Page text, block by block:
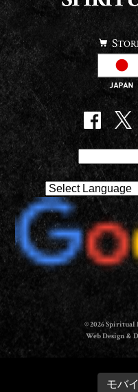
© 2026 Spiritual
Web Design &
モバ